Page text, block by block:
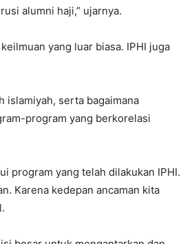
alumni haji,” ujarnya.
yang luar biasa. IPHI juga
islamiyah, serta bagaimana
program yang berkorelasi
program yang telah dilakukan IPHI.
Karena kedepan ancaman kita